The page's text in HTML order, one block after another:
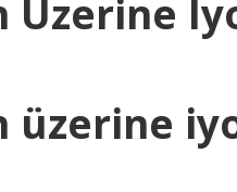
Üzerine
üzerine